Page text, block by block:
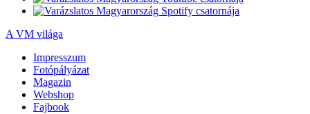
A VM világa
Impresszum
Fotópályázat
Magazin
Webshop
Fajbook